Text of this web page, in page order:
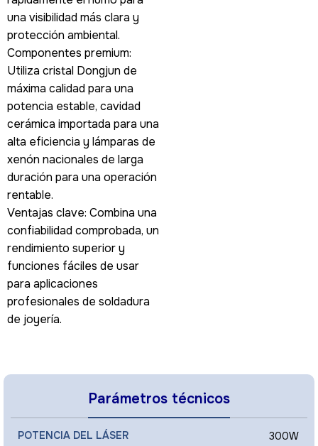
una visibilidad más clara y
protección ambiental.
Componentes premium:
Utiliza cristal Dongjun de
máxima calidad para una
potencia estable, cavidad
cerámica importada para una
alta eficiencia y lámparas de
xenón nacionales de larga
duración para una operación
rentable.
Ventajas clave: Combina una
confiabilidad comprobada, un
rendimiento superior y
funciones fáciles de usar
para aplicaciones
profesionales de soldadura
de joyería.
Parámetros técnicos
POTENCIA DEL LÁSER 300W